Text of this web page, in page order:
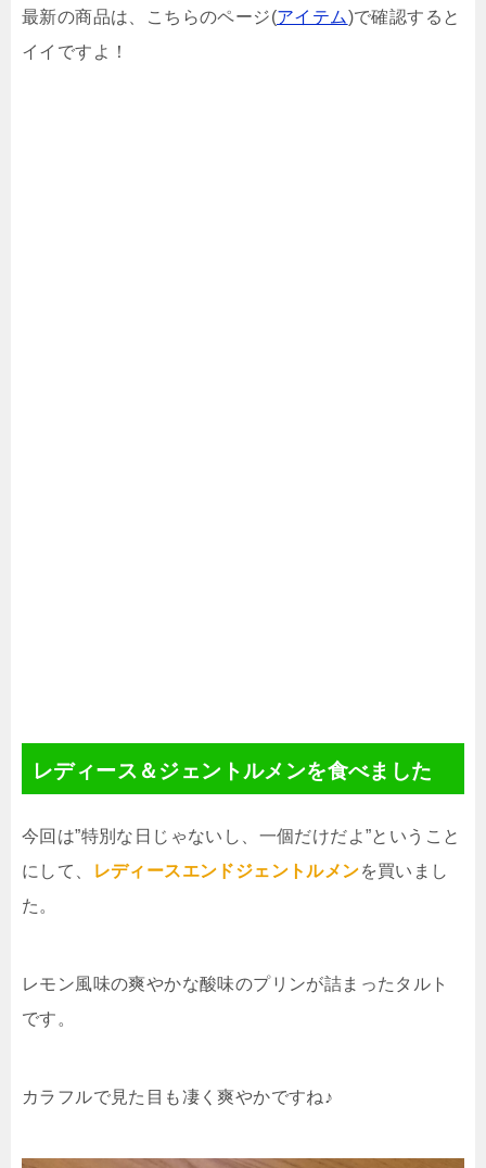
最新の商品は、こちらのページ(アイテム)で確認すると
イイですよ！
レディース＆ジェントルメンを食べました
今回は”特別な日じゃないし、一個だけだよ”ということ
にして、
レディースエンドジェントルメンを買いまし
た。
レモン風味の爽やかな酸味のプリンが詰まったタルト
です。
カラフルで見た目も凄く爽やかですね♪